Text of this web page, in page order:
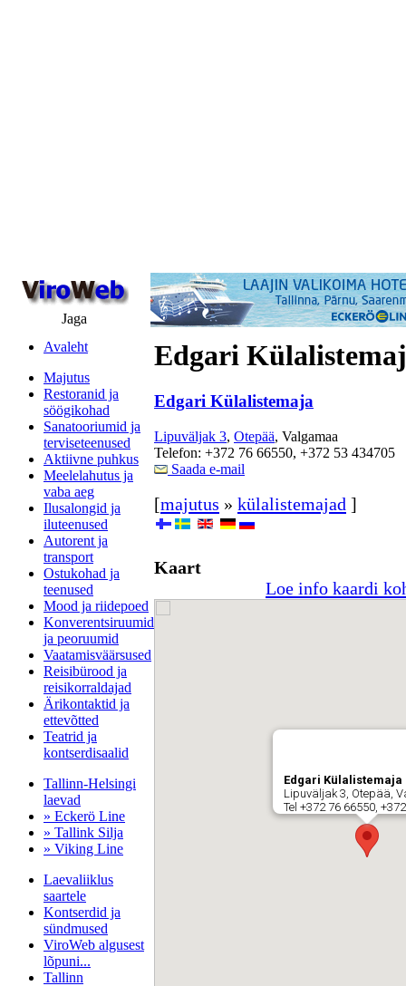
Jaga
Avaleht
Majutus
Restoranid ja
söögikohad
Sanatooriumid ja
terviseteenused
Aktiivne puhkus
Meelelahutus ja
vaba aeg
Ilusalongid ja
iluteenused
Autorent ja
transport
Ostukohad ja
teenused
Mood ja riidepoed
Konverentsiruumid
ja peoruumid
Vaatamisväärsused
Reisibürood ja
reisikorraldajad
Ärikontaktid ja
ettevõtted
Teatrid ja
kontserdisaalid
Tallinn-Helsingi
laevad
» Eckerö Line
» Tallink Silja
» Viking Line
Laevaliiklus
saartele
Kontserdid ja
sündmused
ViroWeb algusest
lõpuni...
Tallinn
Edgari
Edgari Külalistemaja
Lipuväljak 3, Otepää, Valgamaa
Telefon: +372 76 66550, +372 53 434705
Saada e-mail
[majutus » külalistemajad ]
Kaart
Loe info kaardi
Edgari Külalistemaja
Lipuväljak 3, Otepää,
Tel +372 76 66550,